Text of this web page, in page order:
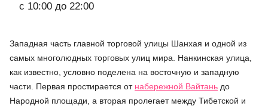
с 10:00 до 22:00
Западная часть главной торговой улицы Шанхая и одной из
самых многолюдных торговых улиц мира. Нанкинская улица,
как известно, условно поделена на восточную и западную
части. Первая простирается от набережной Вайтань до
Народной площади, а вторая пролегает между Тибетской и